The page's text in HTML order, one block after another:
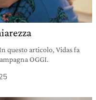
questo articolo, Vidas fa
OGGI.